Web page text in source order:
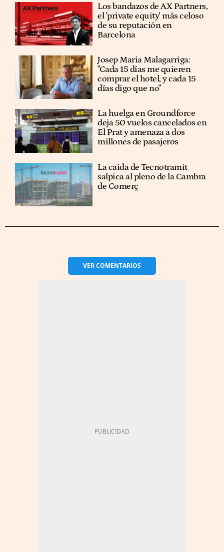
Los bandazos de AX Partners,
el 'private equity' más celoso
de su reputación en
Barcelona
​​Josep Maria Malagarriga:
"Cada 15 días me quieren
comprar el hotel, y cada 15
días digo que no"
La huelga en Groundforce
deja 50 vuelos cancelados en
El Prat y amenaza a dos
millones de pasajeros
La caída de Tecnotramit
salpica al pleno de la Cambra
de Comerç
VERCOMENTARIOS